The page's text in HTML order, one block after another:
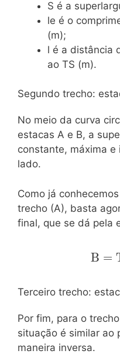
S é a
le é o
(m);
l é a distância
ao TS (m).
Segundo trecho:
No meio da curva
estacas A e B, a
constante, máxima e
lado.
Como já
trecho (A), basta
final, que se dá pela
B =
Terceiro trecho:
Por fim, para o
situação é similar ao
maneira inversa.